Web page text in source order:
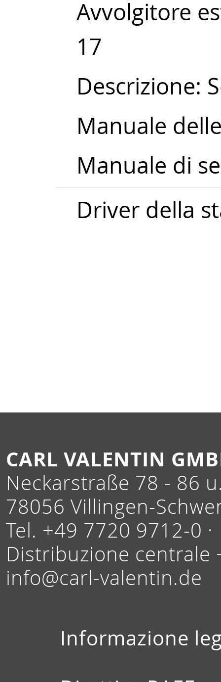
Avvolgitore
17
Descrizione:
Manuale
Manuale di
Driver della
CARL VALENTIN
Neckarstraße 78 - 86
78056 Villingen-
Tel. +49 7720 9712-0 ·
Distribuzione centrale
info@carl-valentin.de
Informazione